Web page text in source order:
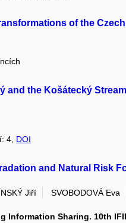
of the
and the Košátecký
4, DOI
and Natural Risk
Jiří SVOBODOVÁ Eva
Information Sharing. 10th